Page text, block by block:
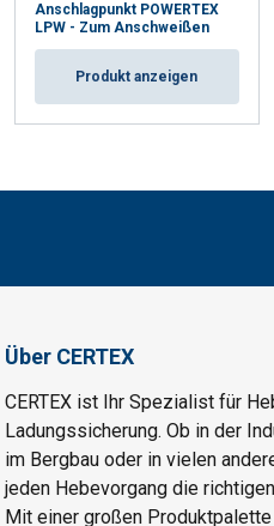
Anschlagpunkt POWERTEX
LPW - Zum Anschweißen
Produkt anzeigen
Über CERTEX
CERTEX ist Ihr Spezialist für
Ladungssicherung. Ob in der
im Bergbau oder in vielen
jeden Hebevorgang die
Mit einer großen